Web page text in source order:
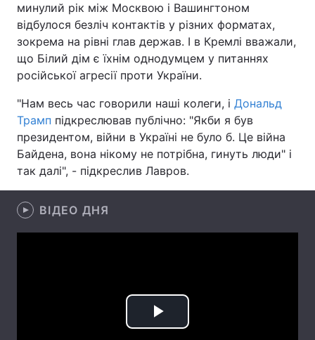
Спорт Наука
Техно і зв'язок
Зброя Інциденти
Здоров'я Туризм
Цікавинки Погода
Екологія Регіони
Лонгріди
минулий рік між Москвою і Вашингтоном
відбулося безліч контактів у різних форматах,
зокрема на рівні глав держав. І в Кремлі вважали,
що Білий дім є їхнім однодумцем у питаннях
російської агресії проти України.
"Нам весь час говорили наші колеги, і Дональд
Трамп підкреслював публічно: "Якби я був
президентом, війни в Україні не було б. Це війна
Байдена, вона нікому не потрібна, гинуть люди" і
так далі", - підкреслив Лавров.
ВІДЕО ДНЯ
Play